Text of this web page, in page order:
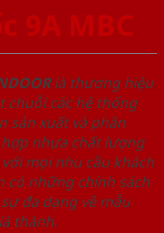
9A MBC
là thương hiệu
chuỗi các hệ thống
sản xuất và phân
nhựa chất lượng
mọi nhu cầu khách
có những chính sách
đa dạng về mẫu
thành.